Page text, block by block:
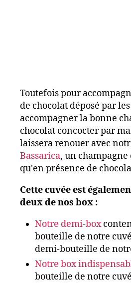
Toutefois pour
de chocolat déposé par
accompagner la bonne
chocolat concocter par
laissera renouer avec
Bassarica, un
qu'en présence de
Cette cuvée est
deux de nos box :
Notre demi-box
bouteille de notre
demi-bouteille de
Notre box
bouteille de notre